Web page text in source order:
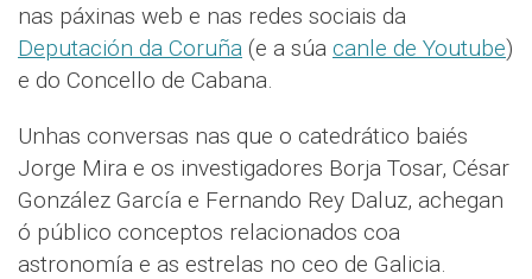
nas páxinas web e nas redes sociais da
Deputación da Coruña (e a súa canle de Youtube)
e do Concello de Cabana.
Unhas conversas nas que o catedrático baiés
Jorge Mira e os investigadores Borja Tosar, César
González García e Fernando Rey Daluz, achegan
ó público conceptos relacionados coa
astronomía e as estrelas no ceo de Galicia.